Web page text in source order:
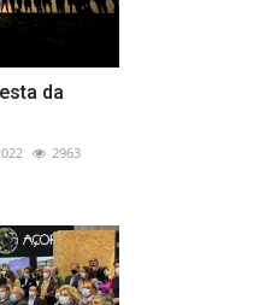
da
2963